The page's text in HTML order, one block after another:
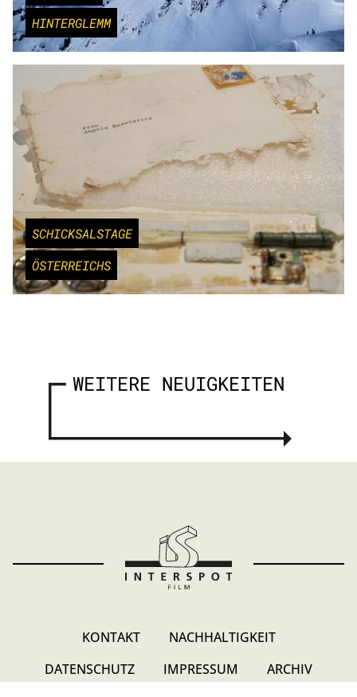
HINTERGLEMM
SCHICKSALSTAGE
ÖSTERREICHS
WEITERE NEUIGKEITEN
KONTAKT
NACHHALTIGKEIT
DATENSCHUTZ
IMPRESSUM ARCHIV